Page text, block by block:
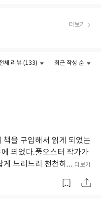
. 카프카나 베케트의 주제 의
의 시나리오를 담당하기도
연출을 담당하기도 했다.
, 『공중 곡예사』, 『거대
의 크리스마스 이야기』,
타자기』, 『고독의 발
린 풍자극』¸『빨간 공책』,
둠 속의 남자』, 『보이지 않
세를 일기로 별세하였다.
가 만들어 내는 진실과 힘,
라는 소설가를 떠나 보낸 독
더보기
체 리뷰 (133) 최근 작성 순
을 구입해서 읽게 되었는
띄었다.풀오스터 작가가
게 느리느리 천천히... 더보기